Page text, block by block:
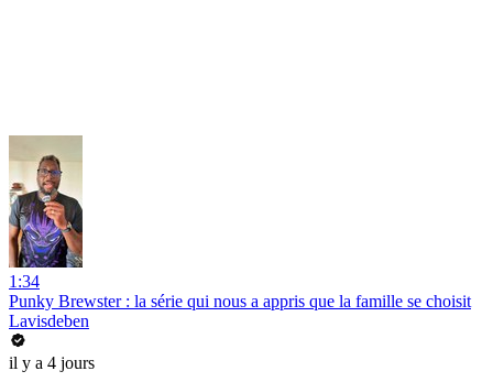
1:34
Punky Brewster : la série qui nous a appris que la famille se choisit
Lavisdeben
il y a 4 jours